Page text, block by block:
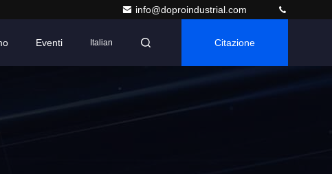
info@doproindustrial.com
Eventi Italian Citazione